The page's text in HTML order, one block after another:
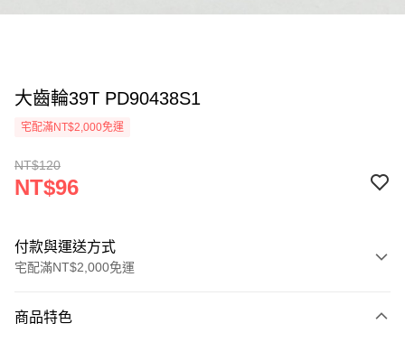
大齒輪39T PD90438S1
宅配滿NT$2,000免運
NT$120
NT$96
付款與運送方式
宅配滿NT$2,000免運
信用卡一次付款
商品特色